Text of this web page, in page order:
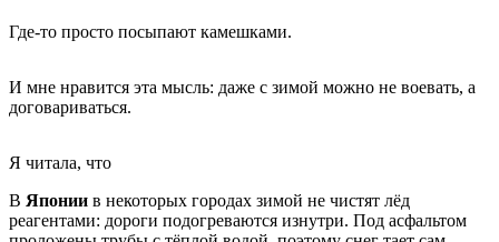
Где-то просто посыпают камешками.
И мне нравится эта мысль: даже с зимой можно не воевать, а
договариваться.
Я читала, что
В Японии в некоторых городах зимой не чистят лёд
реагентами: дороги подогреваются изнутри. Под асфальтом